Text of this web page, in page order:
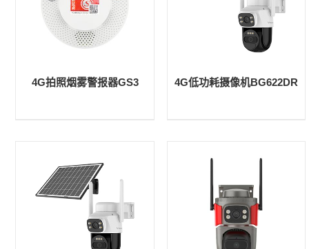
4G拍照烟雾警报器GS3 4G低功耗摄像机BG622DR